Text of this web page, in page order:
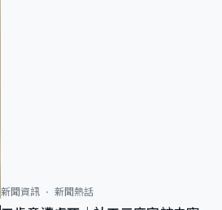
新聞資訊 新聞熱話